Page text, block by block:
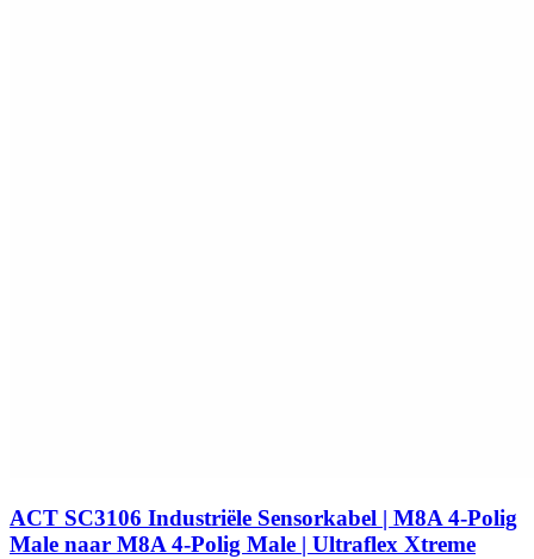
ACT SC3106 Industriële Sensorkabel | M8A 4-Polig
Male naar M8A 4-Polig Male | Ultraflex Xtreme